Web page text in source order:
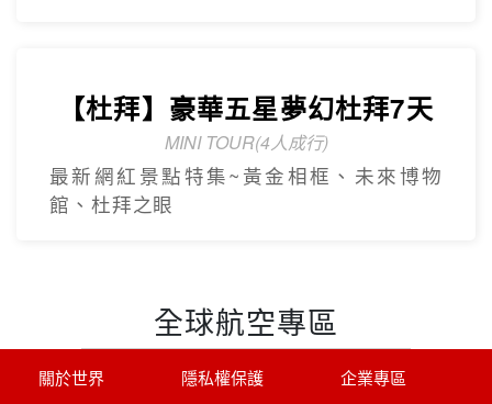
精緻小團
Mini Tour
2人成團 保證出發
機票+當地接機)